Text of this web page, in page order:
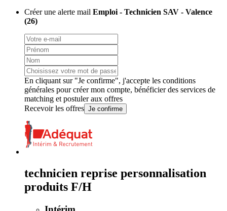
Créer une alerte mail Emploi - Technicien SAV - Valence
(26)
En cliquant sur "Je confirme", j'accepte les conditions
générales pour créer mon compte, bénéficier des services de
matching et postuler aux offres
Recevoir les offres Je confirme
technicien reprise personnalisation
produits F/H